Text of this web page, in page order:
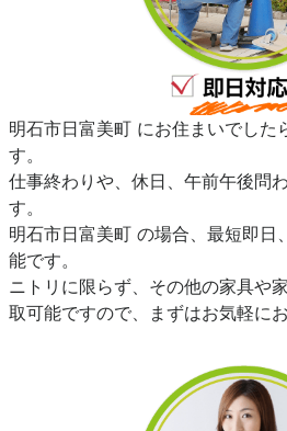
明石市日富美町 にお住まいでした
す。
仕事終わりや、休日、午前午後問
す。
明石市日富美町 の場合、最短即日
能です。
ニトリに限らず、その他の家具や
取可能ですので、まずはお気軽に